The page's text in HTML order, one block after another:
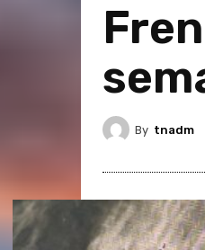
By tnadm